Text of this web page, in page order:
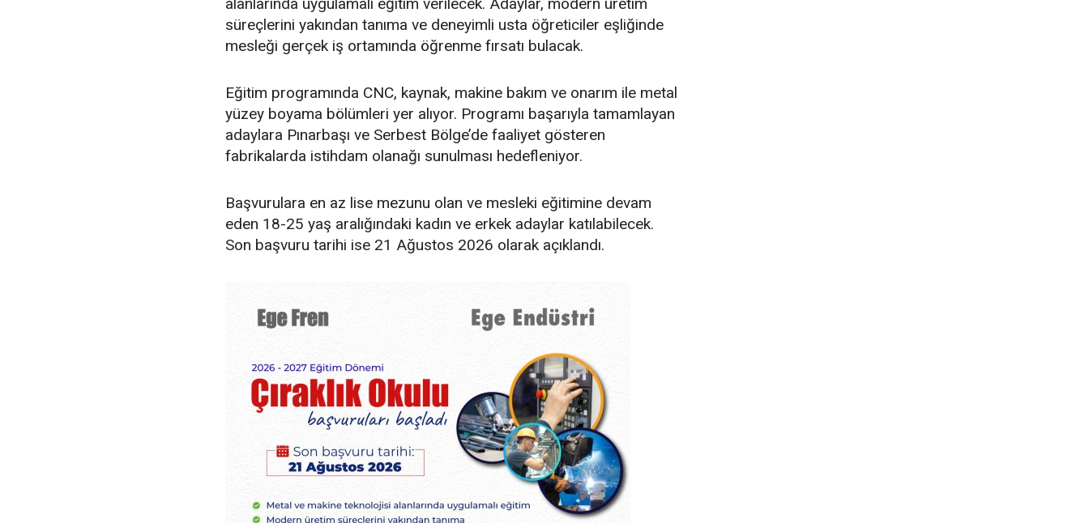
süreçlerini yakından tanıma ve deneyimli usta öğreticiler eşliğinde
mesleği gerçek iş ortamında öğrenme fırsatı bulacak.
Eğitim programında CNC, kaynak, makine bakım ve onarım ile metal
yüzey boyama bölümleri yer alıyor. Programı başarıyla tamamlayan
adaylara Pınarbaşı ve Serbest Bölge’de faaliyet gösteren
fabrikalarda istihdam olanağı sunulması hedefleniyor.
Başvurulara en az lise mezunu olan ve mesleki eğitimine devam
eden 18-25 yaş aralığındaki kadın ve erkek adaylar katılabilecek.
Son başvuru tarihi ise 21 Ağustos 2026 olarak açıklandı.